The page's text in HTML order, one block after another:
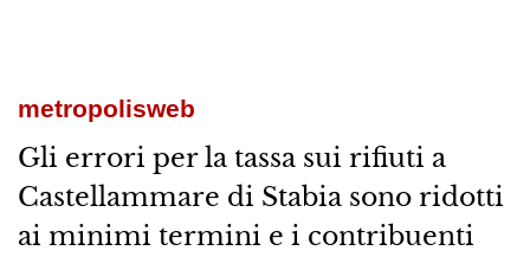
metropolisweb
Gli errori per la tassa sui rifiuti a
Castellammare di Stabia sono ridotti
ai minimi termini e i contribuenti